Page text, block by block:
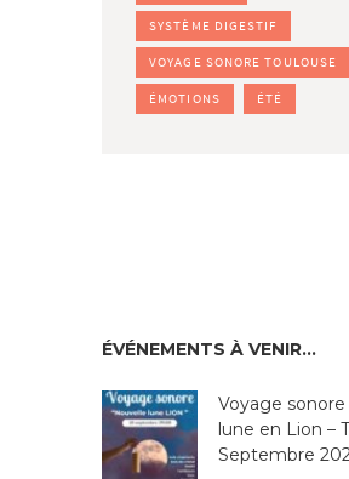
SYSTÈME DIGESTIF
VOYAGE SONORE TOULOUSE
ÉMOTIONS ÉTÉ
ÉVÉNEMENTS À VENIR…
Voyage
lune en Lion –
Septembre